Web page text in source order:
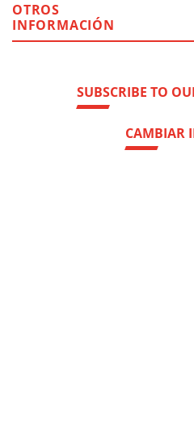
SUBSCRIBE TO
CAMBIAR
OTROS
INFORMACIÓN